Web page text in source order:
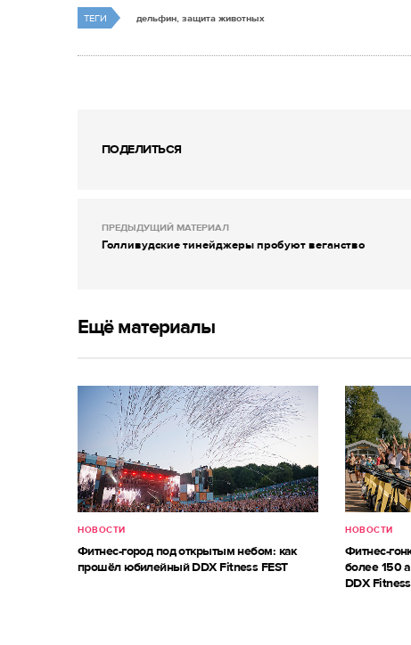
ТЕГИ дельфин, защита животных
ПОДЕЛИТЬСЯ
ПРЕДЫДУЩИЙ МАТЕРИАЛ
Голливудские тинейджеры пробуют веганство
Ещё материалы
НОВОСТИ
Фитнес-город под открытым небом: как
прошёл юбилейный DDX Fitness FEST
НОВОСТИ
Фитнес-
более 150
DDX